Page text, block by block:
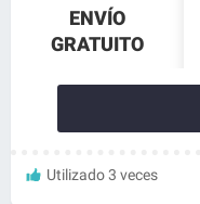
ENVÍO
GRATUITO
Utilizado 3 veces